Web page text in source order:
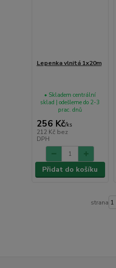
Lepenka vlnitá 1x20m
256 Kč/ks
212 Kč bez
DPH
• Skladem centrální
sklad | odešleme do 2-3
prac. dnů
Přidat do košíku
strana